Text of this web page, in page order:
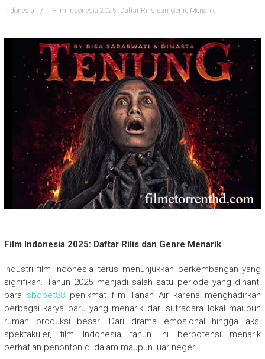
Indonesia Film Indonesia 2025: Daftar Rilis dan Genre Menarik
Film Indonesia 2025: Daftar Rilis dan Genre Menarik
Industri film Indonesia terus menunjukkan perkembangan yang
signifikan. Tahun 2025 menjadi salah satu periode yang dinanti
para sbobet88penikmat film Tanah Air karena menghadirkan
berbagai karya baru yang menarik dari sutradara lokal maupun
rumah produksi besar. Dari drama emosional hingga aksi
spektakuler, film Indonesia tahun ini berpotensi menarik
perhatian penonton di dalam maupun luar negeri.